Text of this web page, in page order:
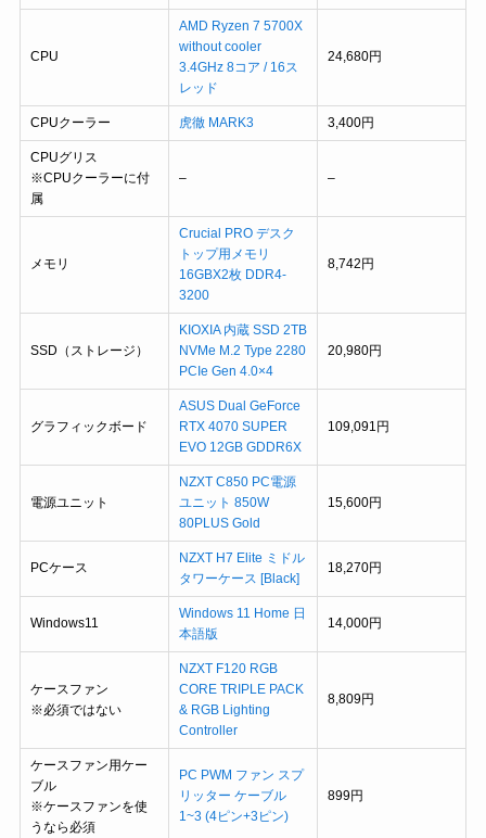
CPU
AMD Ryzen 7 5700X
without cooler
3.4GHz 8コア / 16ス
レッド
24,680円
CPUクーラー 虎徹 MARK3 3,400円
CPUグリス
※CPUクーラーに付
属
– –
メモリ
Crucial PRO デスク
トップ用メモリ
16GBX2枚 DDR4-
3200
8,742円
SSD（ストレージ）
KIOXIA 内蔵 SSD 2TB
NVMe M.2 Type 2280
PCIe Gen 4.0×4
20,980円
グラフィックボード
ASUS Dual GeForce
RTX 4070 SUPER
EVO 12GB GDDR6X
109,091円
電源ユニット
NZXT C850 PC電源
ユニット 850W
80PLUS Gold
15,600円
PCケース
NZXT H7 Elite ミドル
タワーケース [Black]
18,270円
Windows11
Windows 11 Home 日
本語版
14,000円
ケースファン
※必須ではない
NZXT F120 RGB
CORE TRIPLE PACK
& RGB Lighting
Controller
8,809円
ケースファン用ケー
ブル
※ケースファンを使
うなら必須
PC PWM ファン スプ
リッター ケーブル
1~3 (4ピン+3ピン)
899円